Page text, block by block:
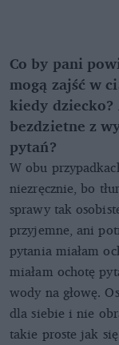
Co by pani
mogą zajść w
kiedy
bezdzietne z
pytań?
W obu
niezręcznie, bo
sprawy tak
przyjemne, ani
pytania miałam
miałam ochotę
wody na głowę.
dla siebie i nie
takie proste jak